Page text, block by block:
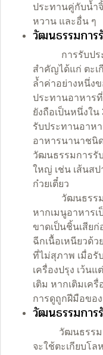
ประทานคู่กับน้ำ
หวาน และอื่น ๆ
วัฒนธรรมการ
การรับประท
สำคัญได้แก่ ตะ
ล้ำค่าอย่างหนึ่ง
ประทานอาหาร
ยังถือเป็นหนึ่งใ
รับประทานอาห
อาหารนานาชนิ
วัฒนธรรมการรั
ใหญ่ เช่น เส้นส
ก๋วยเตี๋ยว
วัฒนธรรมกา
หากเมนูอาหาร
ขาดเป็นชิ้นเสียก่
ฉีกเนื้อเหนียวด้
ที่ไม่สุภาพ เมื่อรั
เครื่องปรุง เว้น
เติม หากเติมเค
การดูถูกฝีมือของ
วัฒนธรรมการ
วัฒนธรรมกา
จะใช้ตะเกียบโ